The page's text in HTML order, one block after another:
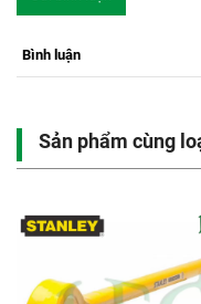
Bình luận
Sản phẩm cùng